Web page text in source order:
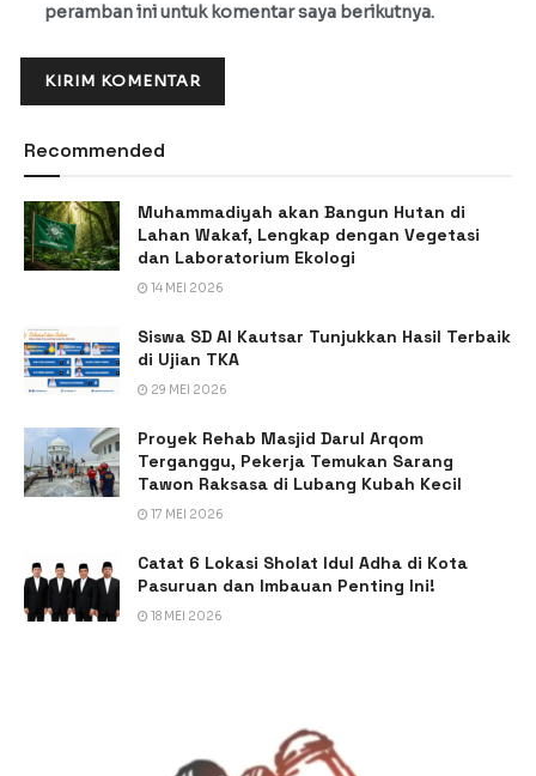
peramban ini untuk komentar saya berikutnya.
Recommended
Muhammadiyah akan Bangun Hutan di
Lahan Wakaf, Lengkap dengan Vegetasi
dan Laboratorium Ekologi
14 MEI 2026
Siswa SD Al Kautsar Tunjukkan Hasil Terbaik
di Ujian TKA
29 MEI 2026
Proyek Rehab Masjid Darul Arqom
Terganggu, Pekerja Temukan Sarang
Tawon Raksasa di Lubang Kubah Kecil
17 MEI 2026
Catat 6 Lokasi Sholat Idul Adha di Kota
Pasuruan dan Imbauan Penting Ini!
18 MEI 2026